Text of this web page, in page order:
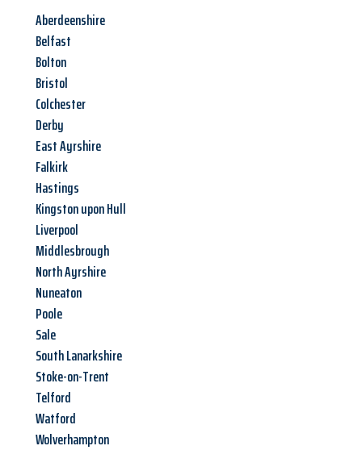
Aberdeenshire
Belfast
Bolton
Bristol
Colchester
Derby
East Ayrshire
Falkirk
Hastings
Kingston upon Hull
Liverpool
Middlesbrough
North Ayrshire
Nuneaton
Poole
Sale
South Lanarkshire
Stoke-on-Trent
Telford
Watford
Wolverhampton